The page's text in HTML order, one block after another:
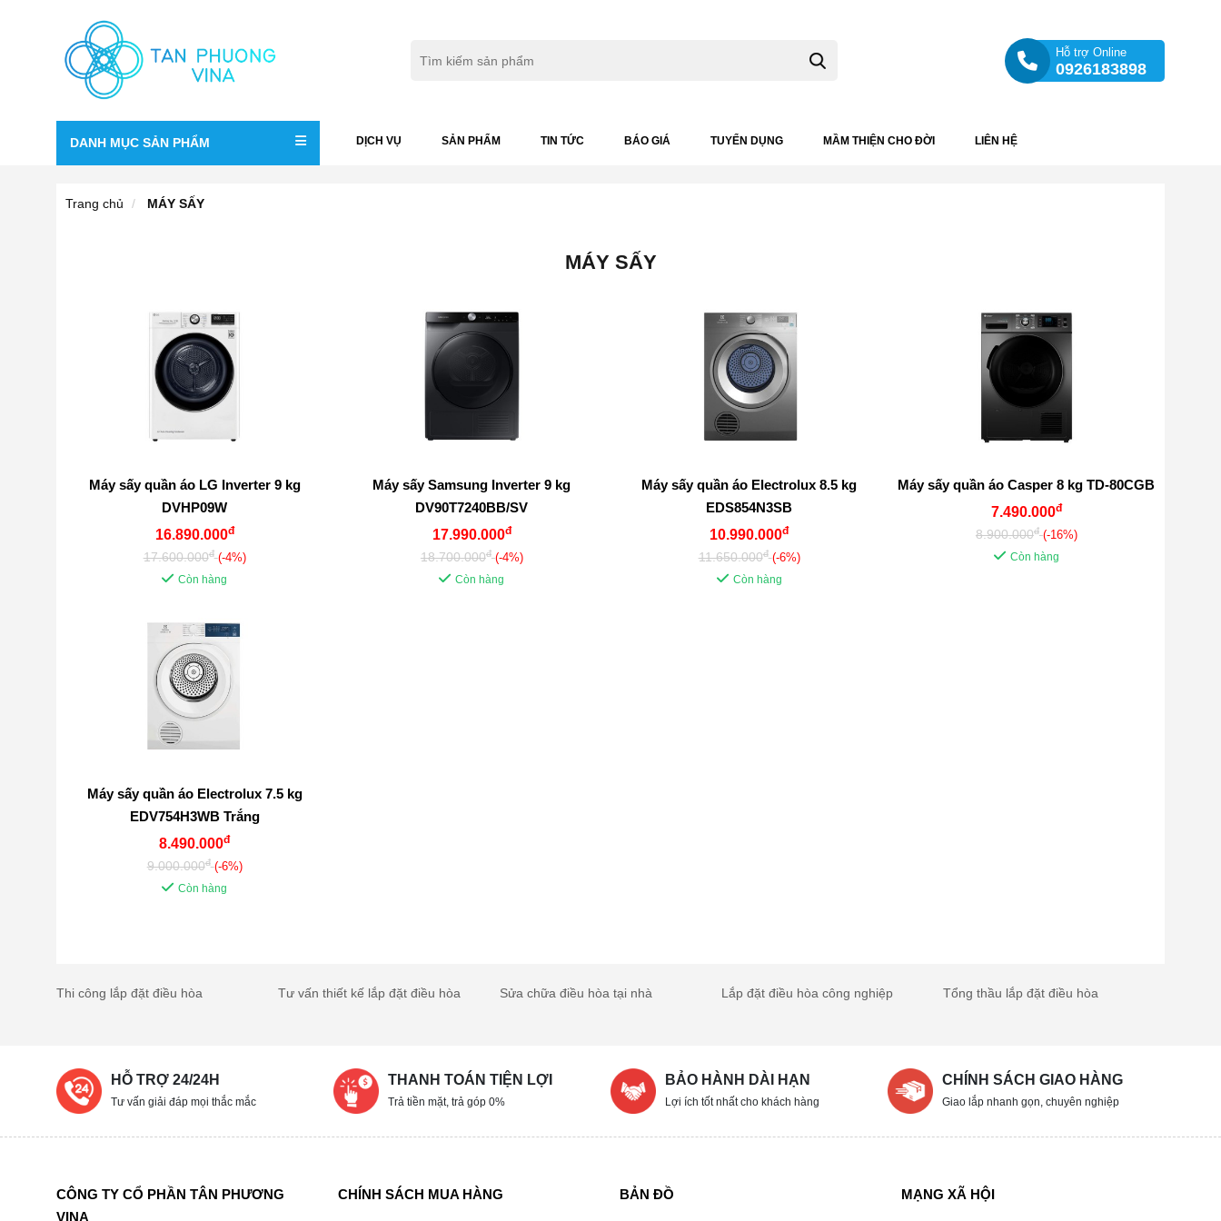
Hỗ trợ Online
0926183898
DANH MỤC SẢN PHẨM DỊCH VỤ SẢN PHẨM TIN TỨC BÁO GIÁ TUYỂN DỤNG MẦM THIỆN CHO ĐỜI LIÊN HỆ
Trang chủ MÁY SẤY
MÁY SẤY
Máy sấy quần áo LG Inverter 9 kg
DVHP09W
16.890.000đ
17.600.000đ (-4%)
Còn hàng
Máy sấy Samsung Inverter 9 kg
DV90T7240BB/SV
17.990.000đ
18.700.000đ (-4%)
Còn hàng
Máy sấy quần áo Electrolux 8.5 kg
EDS854N3SB
10.990.000đ
11.650.000đ (-6%)
Còn hàng
Máy sấy quần áo Casper 8 kg TD-80CGB
7.490.000đ
8.900.000đ (-16%)
Còn hàng
Máy sấy quần áo Electrolux 7.5 kg
EDV754H3WB Trắng
8.490.000đ
9.000.000đ (-6%)
Còn hàng
Thi công lắp đặt điều hòa Tư vấn thiết kế lắp đặt điều hòa Sửa chữa điều hòa tại nhà Lắp đặt điều hòa công nghiệp Tổng thầu lắp đặt điều hòa
HỖ TRỢ 24/24H
Tư vấn giải đáp mọi thắc mắc
THANH TOÁN TIỆN LỢI
Trả tiền mặt, trả góp 0%
BẢO HÀNH DÀI HẠN
Lợi ích tốt nhất cho khách hàng
CHÍNH SÁCH GIAO HÀNG
Giao lắp nhanh gọn, chuyên nghiệp
CÔNG TY CỔ PHẦN TÂN PHƯƠNG
VINA
CHÍNH SÁCH MUA HÀNG BẢN ĐỒ MẠNG XÃ HỘI